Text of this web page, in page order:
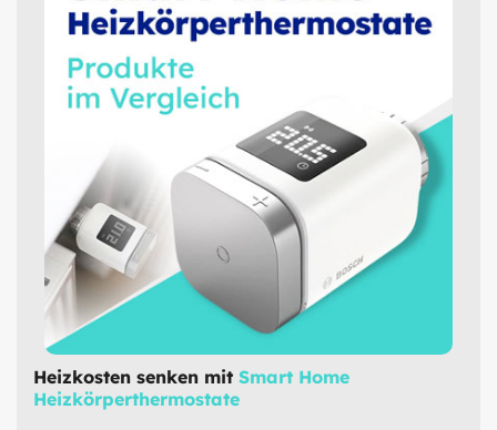
Heizkosten senken mit Smart Home
Heizkörperthermostate